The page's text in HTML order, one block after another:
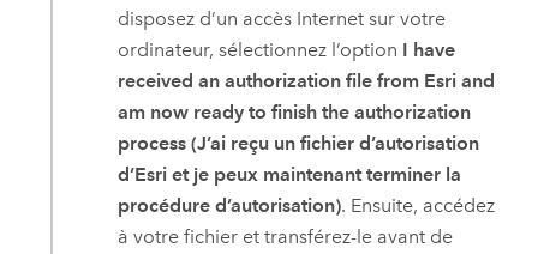
disposez d’un accès Internet sur votre
ordinateur, sélectionnez l’option I have
received an authorization file from Esri and
am now ready to finish the authorization
process (J’ai reçu un fichier d’autorisation
d’Esri et je peux maintenant terminer la
procédure d’autorisation). Ensuite, accédez
à votre fichier et transférez-le avant de